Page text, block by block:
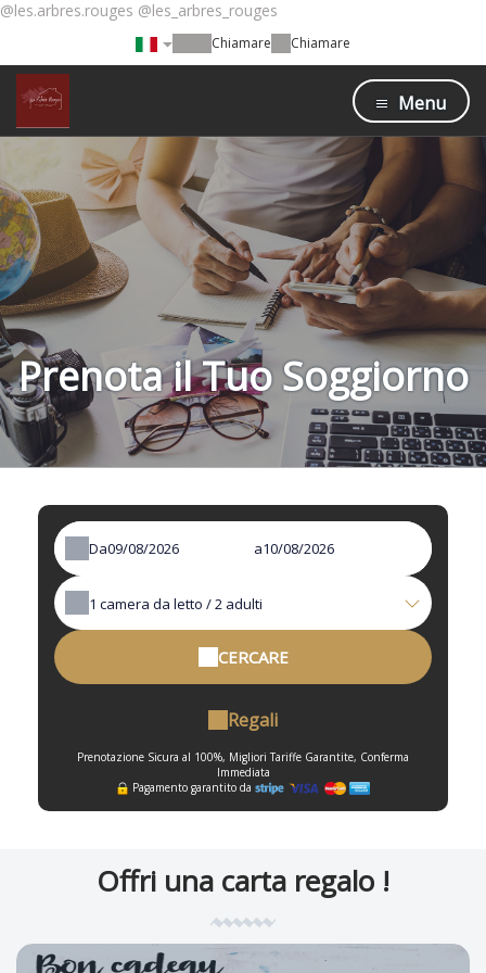
@les.arbres.rouges @les_arbres_rouges
Chiamare Chiamare
Menu
Prenota il Tuo Soggiorno
Da a
1 camera da letto /2 adulti
CERCARE
Regali
Prenotazione Sicura al 100%, Migliori Tariffe Garantite, Conferma
Immediata
Pagamento garantito da
Offri una carta regalo !